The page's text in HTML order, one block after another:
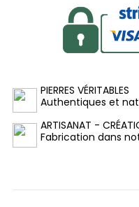
PIERRES VÉRITABLES
Authentiques et
ARTISANAT -
Fabrication dans